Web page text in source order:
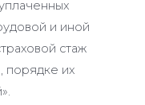
и иной
стаж
порядке их